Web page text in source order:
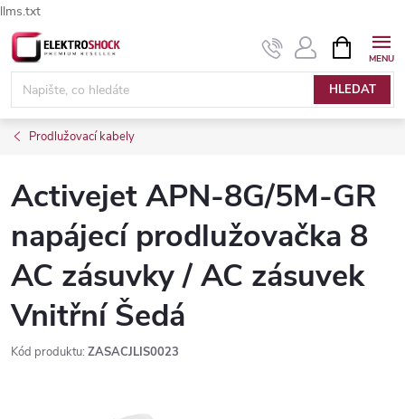
llms.txt
Přejít
na
obsah
HLEDAT
NÁKUPNÍ
KOŠÍK
Prodlužovací kabely
Activejet APN-8G/5M-GR
napájecí prodlužovačka 8
AC zásuvky / AC zásuvek
Vnitřní Šedá
Kód produktu: ZASACJLIS0023
Elektroshock.cz - Chat